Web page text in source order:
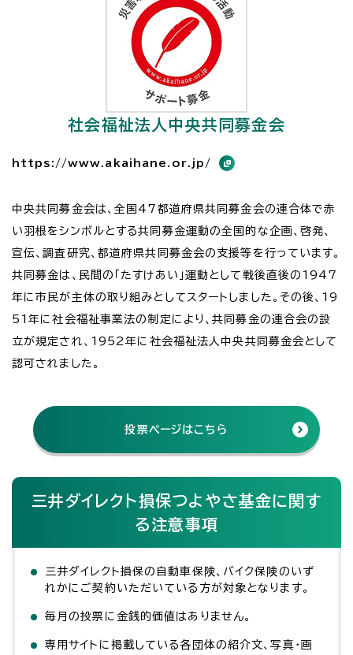
社会福祉法人中央共同募金会
https://www.akaihane.or.jp/
中央共同募金会は、全国47都道府県共同募金会の連合体で赤
い羽根をシンボルとする共同募金運動の全国的な企画、啓発、
宣伝、調査研究、都道府県共同募金会の支援等を行っています。
共同募金は、民間の「たすけあい」運動として戦後直後の1947
年に市民が主体の取り組みとしてスタートしました。その後、19
51年に社会福祉事業法の制定により、共同募金の連合会の設
立が規定され、1952年に社会福祉法人中央共同募金会として
認可されました。
投票ページはこちら
三井ダイレクト損保つよやさ基金に関す
る注意事項
三井ダイレクト損保の自動車保険、バイク保険のいず
れかにご契約いただいている方が対象となります。
毎月の投票に金銭的価値はありません。
専用サイトに掲載している各団体の紹介文、写真・画